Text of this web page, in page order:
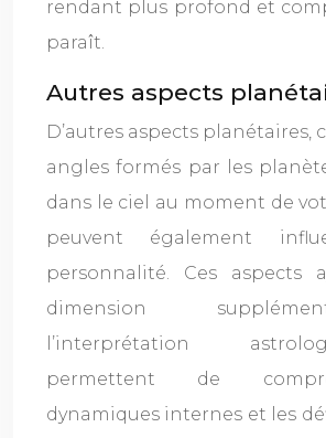
rendant plus profond et
paraît.
Autres aspects
D’autres aspects planétaires,
angles formés par les
dans le ciel au moment de
peuvent également
personnalité. Ces aspects
dimension
l’interprétation
permettent de
dynamiques internes et les